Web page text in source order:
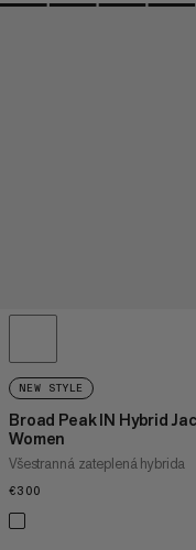
NEW STYLE
Broad Peak IN Hybrid
Women
Všestranná zateplená hybrida
€300